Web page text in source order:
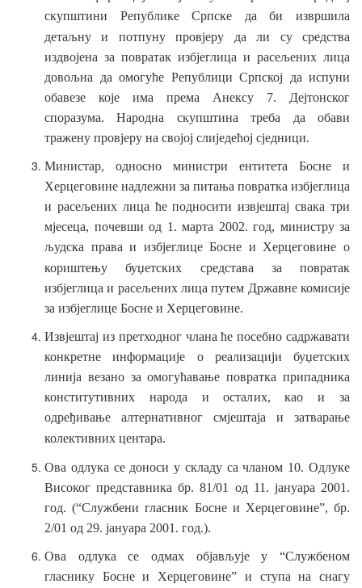
скупштини Републике Српске да би извршила
детаљну и потпуну провјеру да ли су
средства
издвојена за повратак избјеглица и расељених лица
довољна да омогуће Републици Српској да испуни
обавезе које има према Анексу 7. Дејтонског
споразума. Народна скупштина треба да обави
тражену провјеру на својој слиједећој сједници.
Министар, односно министри ентитета Босне и
Херцеговине надлежни за питања повратка избјеглица
и расељених лица ће подносити извјештај свака три
мјесеца, почевши од 1. марта 2002. год, министру за
људска права и избјеглице Босне и Херцеговине о
кориштењу буџетских
средстава за повратак
избјеглица и расељених лица путем Државне комисије
за избјеглице Босне и Херцеговине.
Извјештај из претходног члана ће посебно садржавати
конкретне информације о реализацији буџетских
линија везано за омогућавање повратка припадника
конститутивних народа и осталих, као и за
одређивање алтернативног смјештаја и затварање
колективних центара.
Ова одлука се доноси у складу са чланом 10. Одлуке
Високог представника бр. 81/01 од 11. јануара 2001.
год. (“Службени гласник Босне и Херцеговине”, бр.
2/01 од 29. јануара 2001. год.).
Ова одлука се одмах објављује у “Службеном
гласнику Босне и Херцеговине” и ступа на снагу